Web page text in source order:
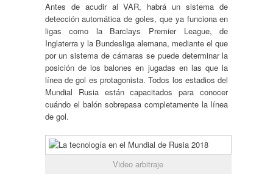
Antes de acudir al VAR, habrá un sistema de
detección automática de goles, que ya funciona en
ligas como la Barclays Premier League, de
Inglaterra y la Bundesliga alemana, mediante el que
por un sistema de cámaras se puede determinar la
posición de los balones en jugadas en las que la
línea de gol es protagonista. Todos los estadios del
Mundial Rusia están capacitados para conocer
cuándo el balón sobrepasa completamente la línea
de gol.
Video arbitraje